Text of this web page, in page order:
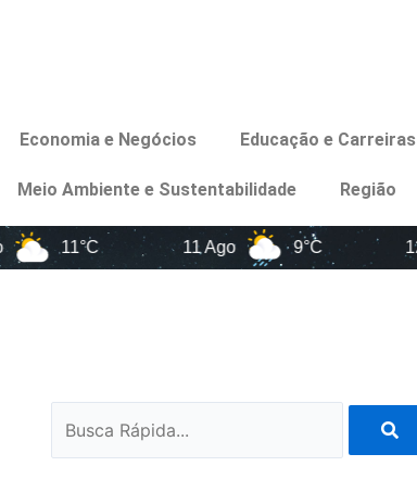
Economia e Negócios Educação e Carreiras
Meio Ambiente e Sustentabilidade Região
11°C 11 Ago 9°C 12 Ago